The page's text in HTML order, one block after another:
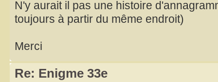
N'y aurait il pas une histoire
toujours à partir du même endroit)
Merci
Re: Enigme 33e